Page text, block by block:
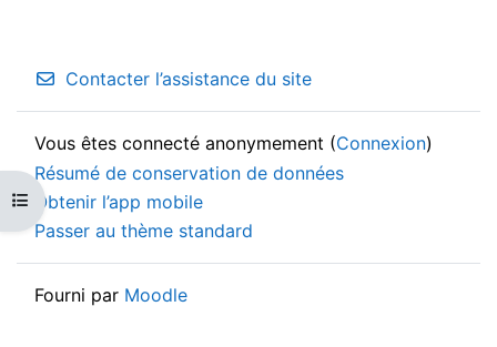
Ouvrir l’index du cours
Contacter l’assistance du site
Vous êtes connecté anonymement (Connexion)
Résumé de conservation de données
Obtenir l’app mobile
Passer au thème standard
Fourni par Moodle